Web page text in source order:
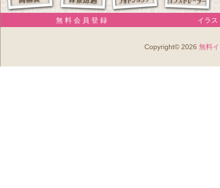
無 料 会 員 登 録 イラス
Copyright© 2026 無料